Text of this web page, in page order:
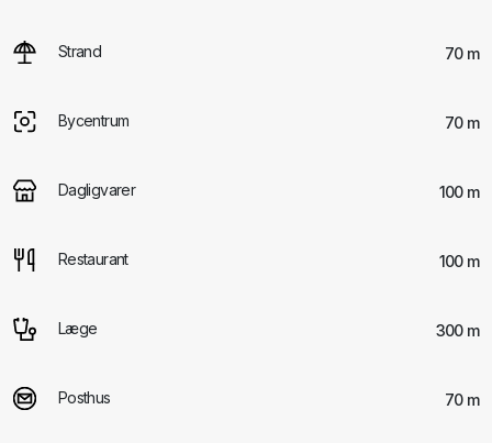
Strand 70 m
Bycentrum 70 m
Dagligvarer 100 m
Restaurant 100 m
Læge 300 m
Posthus 70 m